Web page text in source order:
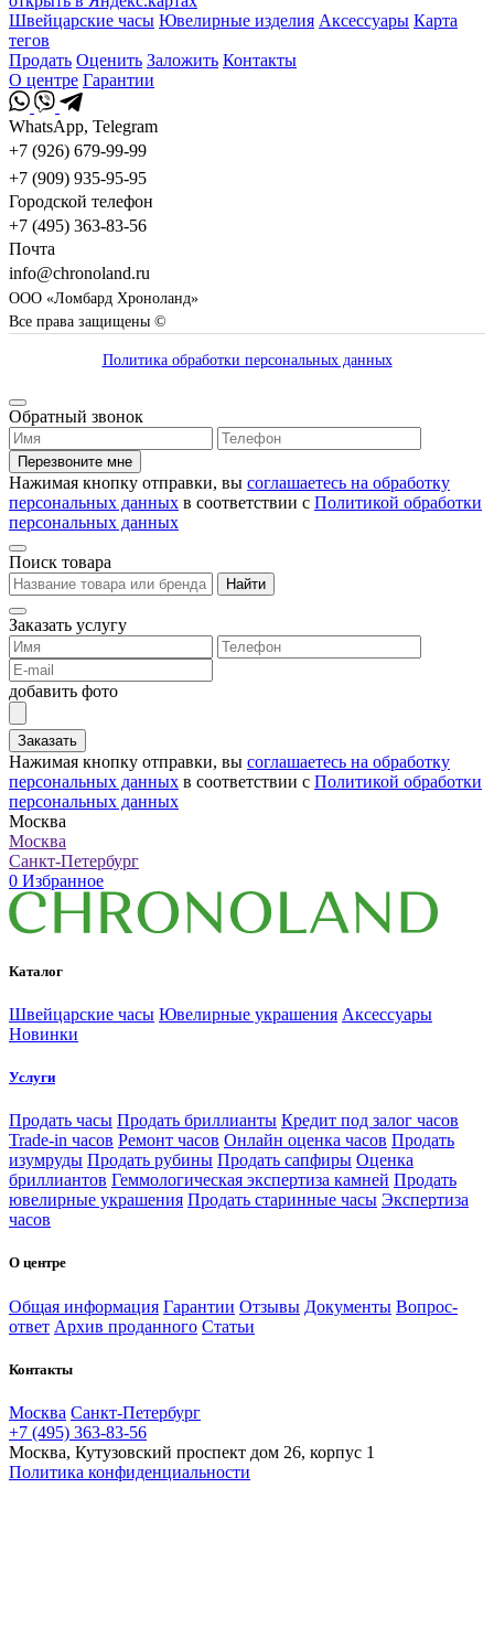
Швейцарские часы Ювелирные изделия Аксессуары Карта
тегов
Продать Оценить Заложить Контакты
О центре Гарантии
WhatsApp, Telegram
+7 (926) 679-99-99
+7 (909) 935-95-95
Городской телефон
+7 (495) 363-83-56
Почта
info@chronoland.ru
ООО «Ломбард Хроноланд»
Все права защищены ©
Политика обработки персональных данных
Обратный звонок
Перезвоните мне
Нажимая кнопку отправки, вы соглашаетесь на обработку
персональных данных в соответствии с Политикой обработки
персональных данных
Поиск товара
Найти
Заказать услугу
добавить фото
Заказать
Нажимая кнопку отправки, вы соглашаетесь на обработку
персональных данных в соответствии с Политикой обработки
персональных данных
Москва
Москва
Санкт-Петербург
0 Избранное
Каталог
Швейцарские часы Ювелирные украшения Аксессуары
Новинки
Услуги
Продать часы Продать бриллианты Кредит под залог часов
Trade-in часов Ремонт часов Онлайн оценка часов Продать
изумруды Продать рубины Продать сапфиры Оценка
бриллиантов Геммологическая экспертиза камней Продать
ювелирные украшения Продать старинные часы Экспертиза
часов
О центре
Общая информация Гарантии Отзывы Документы Вопрос-
ответ Архив проданного Статьи
Контакты
Москва Санкт-Петербург
+7 (495) 363-83-56
Москва, Кутузовский проспект дом 26, корпус 1
Политика конфиденциальности